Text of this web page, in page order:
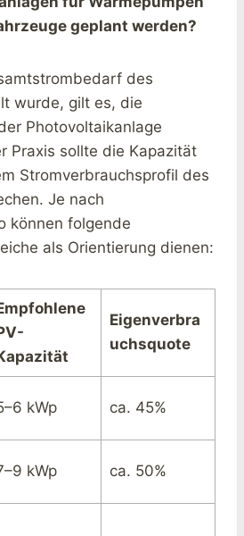
geplant werden?
des
wurde, gilt es, die
Photovoltaikanlage
Praxis sollte die Kapazität
Stromverbrauchsprofil des
Je nach
können folgende
als Orientierung dienen:
Eigenverbra
uchsquote
kWp ca. 45%
kWp ca. 50%